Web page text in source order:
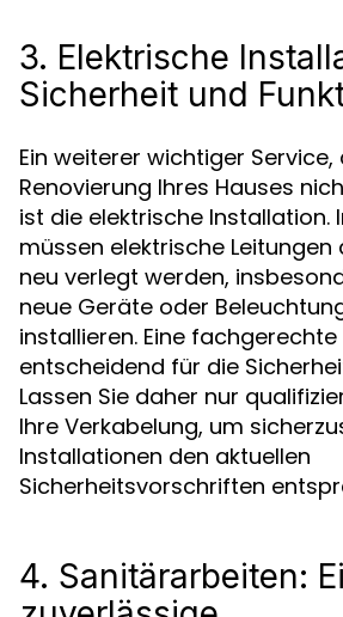
3. Elektrische
Sicherheit und
Ein weiterer wichtiger Service,
Renovierung Ihres Hauses
ist die elektrische Installation.
müssen elektrische
neu verlegt werden,
neue Geräte oder
installieren. Eine
entscheidend für die
Lassen Sie daher nur
Ihre Verkabelung, um
Installationen den aktuellen
Sicherheitsvorschriften
4. Sanitärarbeiten: